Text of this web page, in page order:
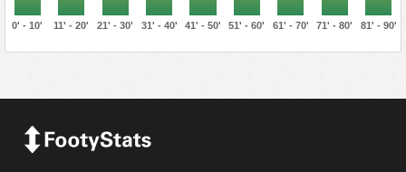
0' - 10' 11' - 20' 21' - 30' 31' - 40' 41' - 50' 51' - 60' 61' - 70' 71' - 80' 81' - 90'